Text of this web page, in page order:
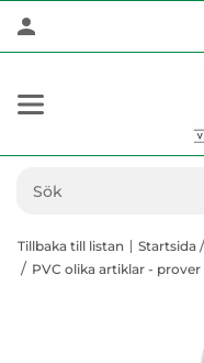
Tillbaka till listan Startsida
PVC olika artiklar - prover